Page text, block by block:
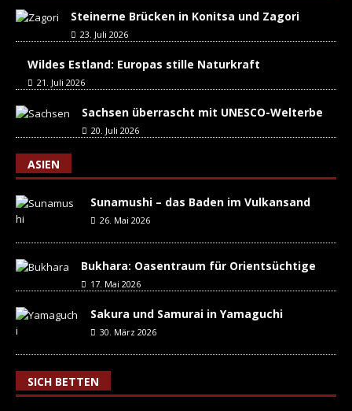
Steinerne Brücken in Konitsa und Zagori
23. Juli 2026
Wildes Estland: Europas stille Naturkraft
21. Juli 2026
Sachsen überrascht mit UNESCO-Welterbe
20. Juli 2026
ASIEN
Sunamushi – das Baden im Vulkansand
26. Mai 2026
Bukhara: Oasentraum für Orientsüchtige
17. Mai 2026
Sakura und Samurai in Yamaguchi
30. März 2026
SICH BETTEN